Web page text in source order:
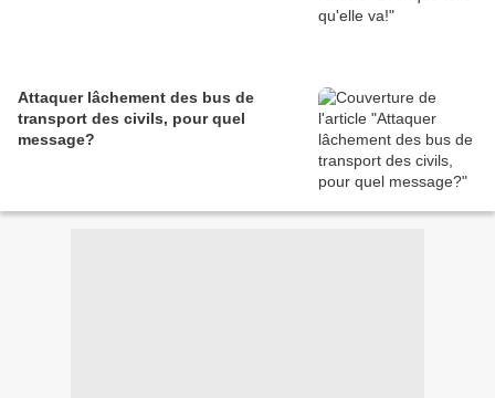
Attaquer lâchement des bus de
transport des civils, pour quel
message?